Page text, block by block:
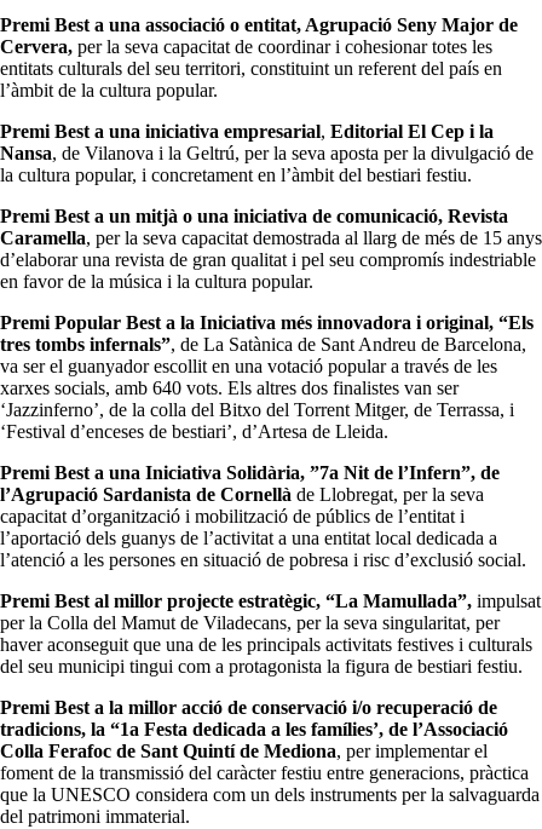
Premi Best a una associació o entitat,Agrupació Seny Major de
Cervera, per la seva capacitat de coordinar i cohesionar totes les
entitats culturals del seu territori, constituint un referent del país en
l’àmbit de la cultura popular.
Premi Best a una iniciativa empresarial, Editorial El Cep i la
Nansa, de Vilanova i la Geltrú, per la seva aposta per la divulgació de
la cultura popular, i concretament en l’àmbit del bestiari festiu.
Premi Best a un mitjà o una iniciativa de comunicació, Revista
Caramella, per la seva capacitat demostrada al llarg de més de 15 anys
d’elaborar una revista de gran qualitat i pel seu compromís indestriable
en favor de la música i la cultura popular.
Premi Popular Best a la Iniciativa més innovadora i original, “Els
tres tombs infernals”, de La Satànica de Sant Andreu de Barcelona,
va ser el guanyador escollit en una votació popular a través de les
xarxes socials, amb 640 vots. Els altres dos finalistes van ser
‘Jazzinferno’, de la colla del Bitxo del Torrent Mitger, de Terrassa, i
‘Festival d’enceses de bestiari’, d’Artesa de Lleida.
Premi Best a una Iniciativa Solidària, ”7a Nit de l’Infern”, de
l’Agrupació Sardanista de Cornellà de Llobregat, per la seva
capacitat d’organització i mobilització de públics de l’entitat i
l’aportació dels guanys de l’activitat a una entitat local dedicada a
l’atenció a les persones en situació de pobresa i risc d’exclusió social.
Premi Best al millor projecte estratègic, “La Mamullada”, impulsat
per la Colla del Mamut de Viladecans, per la seva singularitat, per
haver aconseguit que una de les principals activitats festives i culturals
del seu municipi tingui com a protagonista la figura de bestiari festiu.
Premi Best a la millor acció de conservació i/o recuperació de
tradicions, la “1a Festa dedicada a les famílies’, de l’Associació
Colla Ferafoc de Sant Quintí de Mediona, per implementar el
foment de la transmissió del caràcter festiu entre generacions, pràctica
que la UNESCO considera com un dels instruments per la salvaguarda
del patrimoni immaterial.